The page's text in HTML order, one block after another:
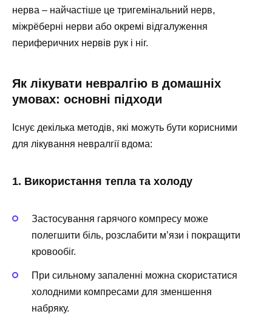
нерва – найчастіше це тригемінальний нерв,
міжрёберні нерви або окремі відгалуження
периферичних нервів рук і ніг.
Як лікувати невралгію в домашніх
умовах: основні підходи
Існує декілька методів, які можуть бути корисними
для лікування невралгії вдома:
1. Використання тепла та холоду
Застосування гарячого компресу може
полегшити біль, розслабити м’язи і покращити
кровообіг.
При сильному запаленні можна скористатися
холодними компресами для зменшення
набряку.